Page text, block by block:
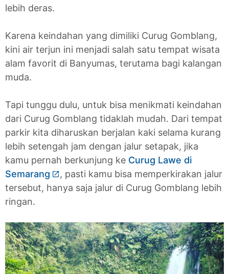
lebih deras.
Karena keindahan yang dimiliki Curug Gomblang,
kini air terjun ini menjadi salah satu tempat wisata
alam favorit di Banyumas, terutama bagi kalangan
muda.
Tapi tunggu dulu, untuk bisa menikmati keindahan
dari Curug Gomblang tidaklah mudah. Dari tempat
parkir kita diharuskan berjalan kaki selama kurang
lebih setengah jam dengan jalur setapak, jika
kamu pernah berkunjung ke Curug Lawe di
Semarang
, pasti kamu bisa memperkirakan jalur
tersebut, hanya saja jalur di Curug Gomblang lebih
ringan.